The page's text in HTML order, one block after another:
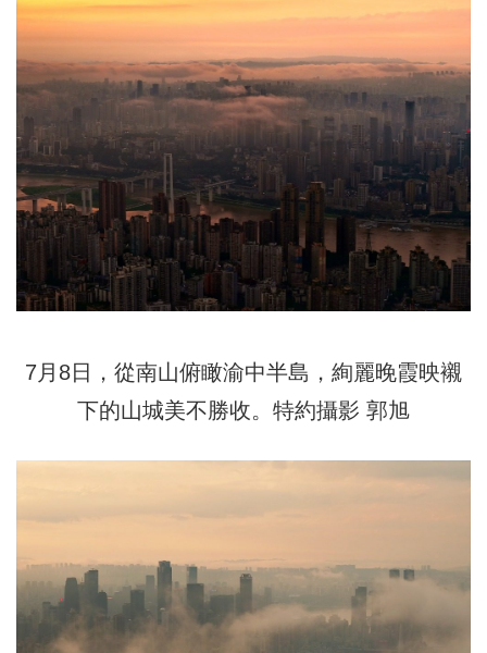
7月8日，從南山俯瞰渝中半島，絢麗晚霞映襯
下的山城美不勝收。特約攝影 郭旭